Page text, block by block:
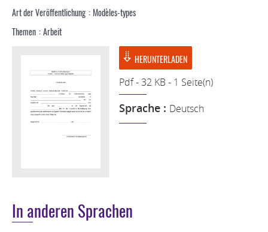
Art der Veröffentlichung
Modèles-types
Themen Arbeit
Sprache : Deutsch
Pdf - 32 KB - 1 Seite(n)
HERUNTERLADEN
In anderen Sprachen